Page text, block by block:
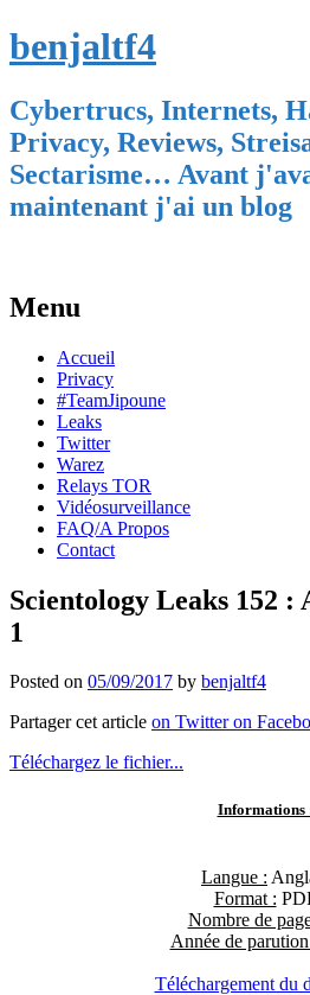
benjaltf4
Cybertrucs, Internets,
Privacy, Reviews,
Sectarisme… Avant
maintenant j'ai un blog
Menu
Skip
content
Accueil
Privacy
#TeamJipoune
Leaks
Twitter
Warez
Relays TOR
Vidéosurveillance
FAQ/A Propos
Contact
Scientology Leaks 152
1
Posted on 05/09/2017 by benjaltf4
Partager cet article on Twitter on
Téléchargez le fichier...
Informations
Langue :
Format :
Nombre de
Année de
Téléchargement du